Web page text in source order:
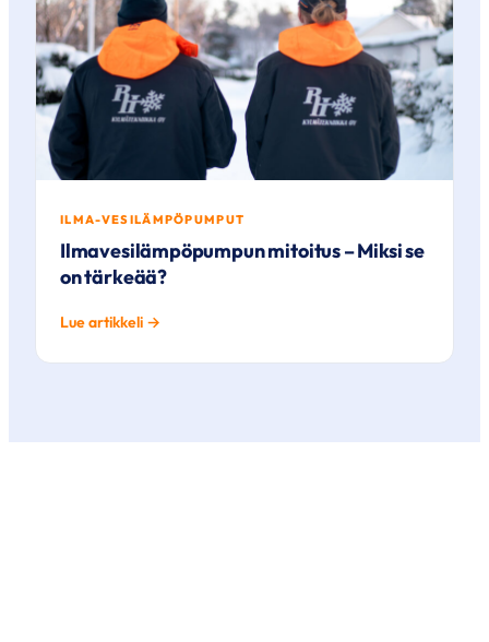
ILMA-VESILÄMPÖPUMPUT
Ilmavesilämpöpumpun mitoitus – Miksi se
on tärkeää?
Lue artikkeli →